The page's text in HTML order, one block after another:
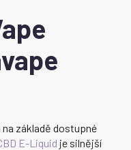
na základě dostupné
E-Liquid je silnější